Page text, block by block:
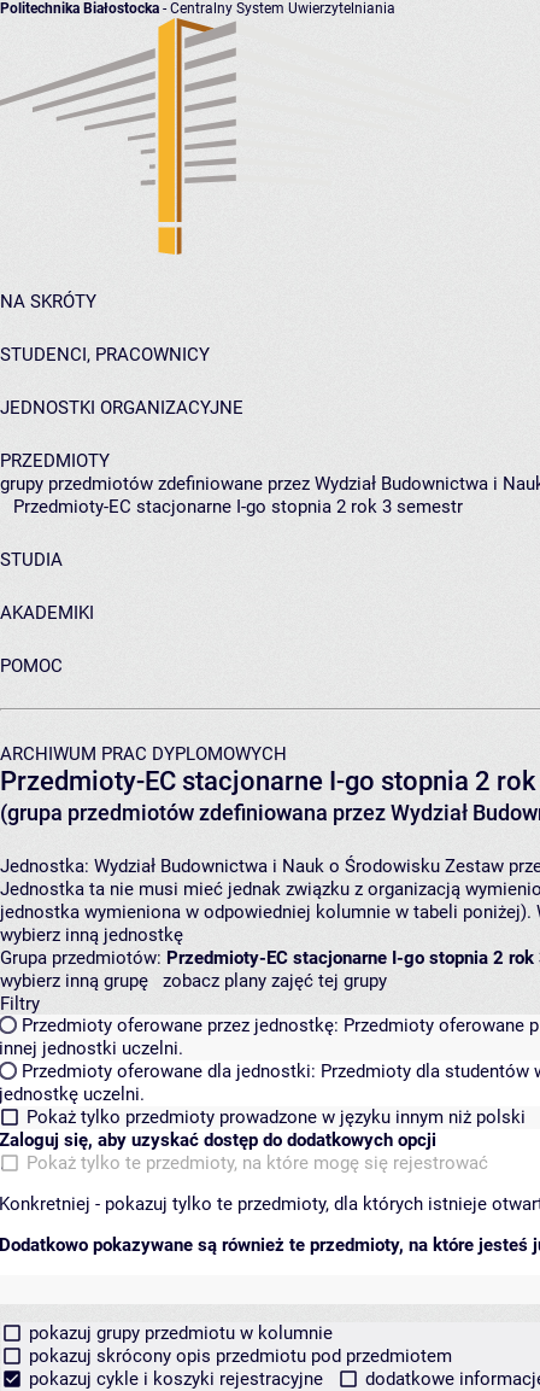
Politechnika Białostocka - Centralny System Uwierzytelniania
NA SKRÓTY
STUDENCI, PRACOWNICY
JEDNOSTKI ORGANIZACYJNE
PRZEDMIOTY
grupy przedmiotów zdefiniowane przez Wydział Budownictwa i
Przedmioty-EC stacjonarne I-go stopnia 2 rok 3 semestr
STUDIA
AKADEMIKI
POMOC
ARCHIWUM PRAC DYPLOMOWYCH
Przedmioty-EC stacjonarne I-go stopnia 2
(grupa przedmiotów zdefiniowana przez Wydział
Jednostka: Wydział Budownictwa i Nauk o Środowisku Zestaw
Jednostka ta nie musi mieć jednak związku z organizacją
jednostka wymieniona w odpowiedniej kolumnie w tabeli
wybierz inną jednostkę
Grupa przedmiotów: Przedmioty-EC stacjonarne I-go stopnia 2
wybierz inną grupę
zobacz plany zajęć tej grupy
Filtry
Przedmioty oferowane przez jednostkę: Przedmioty oferowane
innej jednostki uczelni.
Przedmioty oferowane dla jednostki: Przedmioty dla studentów
jednostkę uczelni.
Pokaż tylko przedmioty prowadzone w języku innym niż polski
Zaloguj się, aby uzyskać dostęp do dodatkowych opcji
Pokaż tylko te przedmioty, na które mogę się rejestrować
Konkretniej - pokazuj tylko te przedmioty, dla których istnieje
Dodatkowo pokazywane są również te przedmioty, na które jesteś
pokazuj grupy przedmiotu w kolumnie
pokazuj skrócony opis przedmiotu pod przedmiotem
pokazuj cykle i koszyki rejestracyjne
dodatkowe